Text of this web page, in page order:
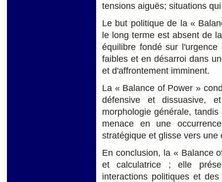
tensions aiguës; situations
Le but politique de la «
le long terme est absent de
équilibre fondé sur
faibles et en désarroi dans
et d'affrontement imminent.
La « Balance of Power »
défensive et dissuasive,
morphologie générale,
menace en une
stratégique et glisse vers
En conclusion, la « Balance
et calculatrice ; elle
interactions politiques et